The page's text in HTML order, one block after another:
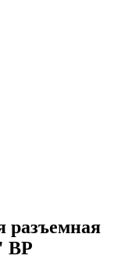
разъемная
ВР